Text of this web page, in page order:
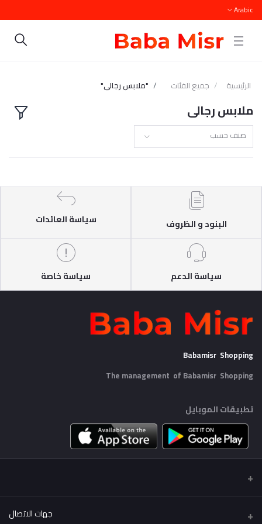
Arabic
الرئيسية جميع الفئات "ملابس رجالى"
ملابس رجالى
صنف حسب
البنود و الظروف سياسة العائدات
سياسة الدعم سياسة خاصة
Babamisr Shopping
The management of Babamisr Shopping
تطبيقات الموبايل
جهات الاتصال